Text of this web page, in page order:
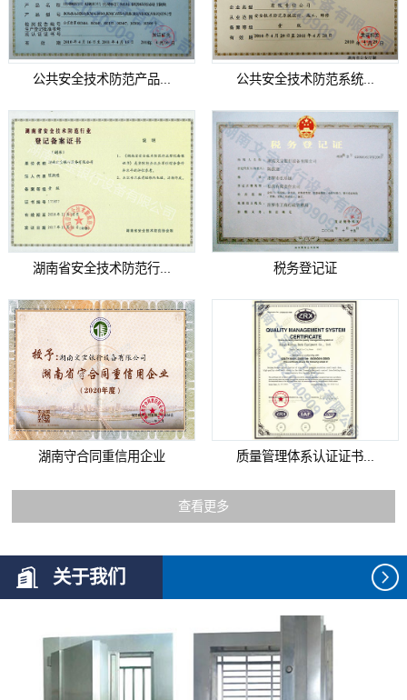
公共安全技术防范产品... 公共安全技术防范系统...
湖南省安全技术防范行... 税务登记证
湖南守合同重信用企业 质量管理体系认证证书...
查看更多
关于我们